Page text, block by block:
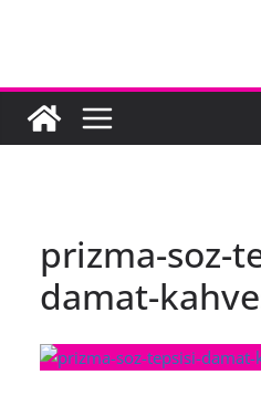
prizma-soz-
damat-